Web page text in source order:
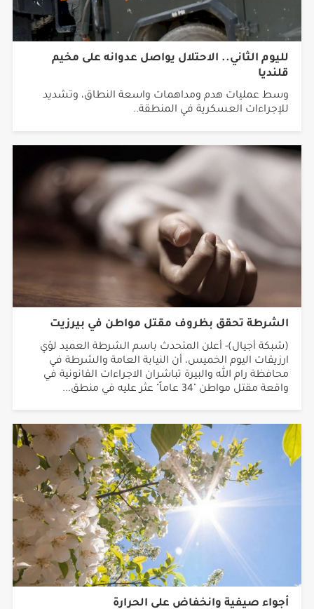
لليوم الثاني.. الاحتلال يواصل عدوانه على مخيم
قلنديا
وسط عمليات هدم ومداهمات واسعة النطاق، وتشديد
للإجراءات العسكرية في المنطقة..
الشرطة تحقق بظروف مقتل مواطن في بيرزيت
(شبكة أجيال)- أعلن المتحدث باسم الشرطة العميد لؤي
ارزيقات اليوم الخميس، أن النيابة العامة والشرطة في
محافظة رام الله والبيرة تباشران الاجراءات القانونية في
واقعة مقتل مواطن "34 عاماً" عثر عليه في منطق...
أجواء صيفية وانخفاض على الحرارة